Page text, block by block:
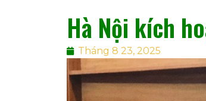
Hà Nội kích
Tháng 8 23, 2025